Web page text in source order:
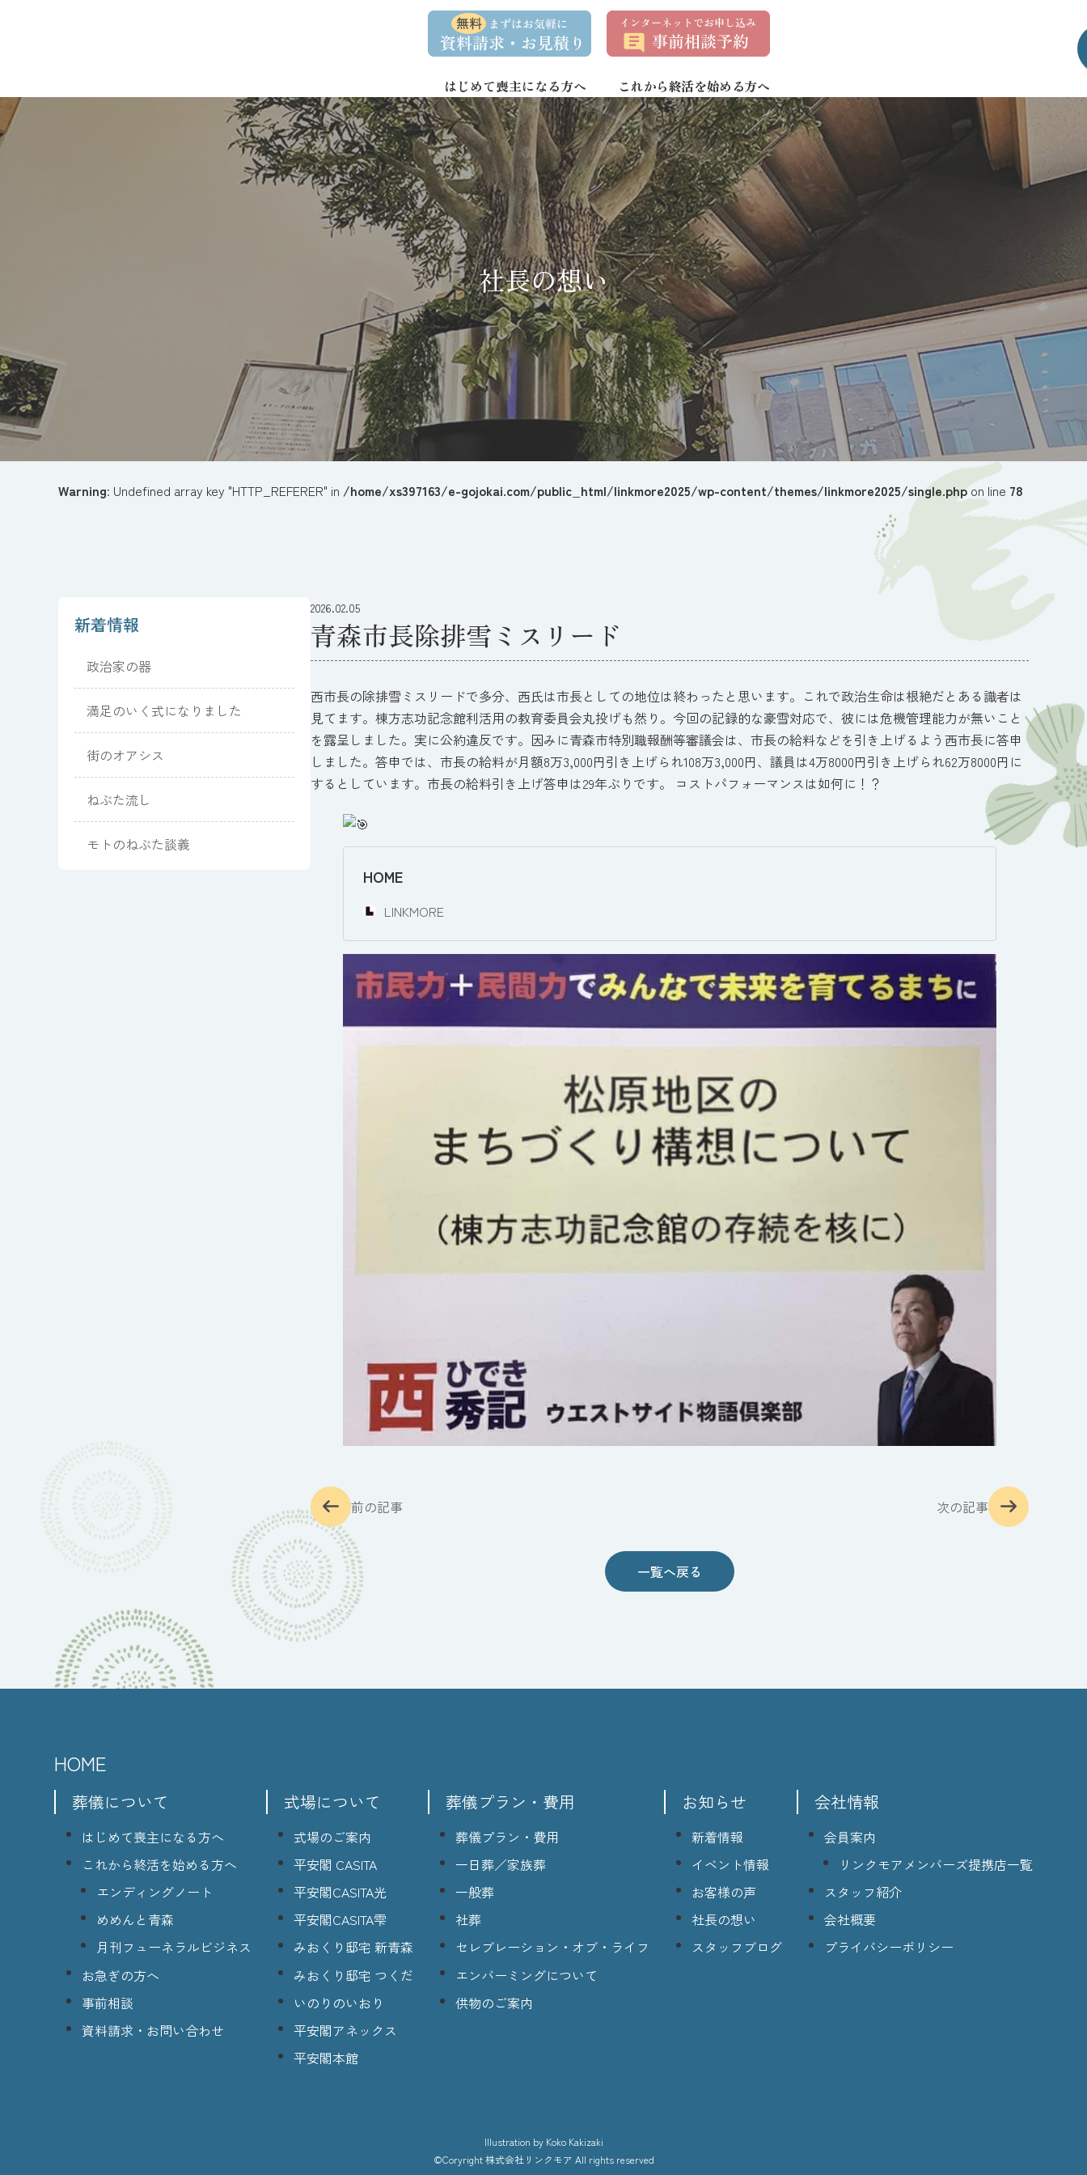
へ
ス
キ
ョ
ン
に
資
求
問
い
合
わ
せ
事
談
-
7
3
5
1
4
0
7
はじめて喪主になる方へ これから終活を始める方へ
社長の想い
Warning: Undefined array key "HTTP_REFERER" in /home/xs397163/e-gojokai.com/public_html/linkmore2025/wp-content/themes/linkmore2025/single.phpon line 78
新着情報
政治家の器
満足のいく式になりました
街のオアシス
ねぶた流し
モトのねぶた談義
2026.02.05
青森市長除排雪ミスリード
西市長の除排雪ミスリードで多分、西氏は市長としての地位は終わったと思います。これで政治生命は根絶だとある識者は
見てます。棟方志功記念館利活用の教育委員会丸投げも然り。今回の記録的な豪雪対応で、彼には危機管理能力が無いこと
を露呈しました。実に公約違反です。因みに青森市特別職報酬等審議会は、市長の給料などを引き上げるよう西市長に答申
しました。答申では、市長の給料が月額8万3,000円引き上げられ108万3,000円、議員は4万8000円引き上げられ62万8000円に
するとしています。市長の給料引き上げ答申は29年ぶりです。 コストパフォーマンスは如何に！？
HOME
LINKMORE
前の記事
一覧へ戻る
次の記事
HOME
葬儀について
はじめて喪主になる方へ
これから終活を始める方へ
エンディングノート
めめんと青森
月刊フューネラルビジネス
お急ぎの方へ
事前相談
資料請求・お問い合わせ
式場について
式場のご案内
平安閣 CASITA
平安閣CASITA光
平安閣CASITA雫
みおくり邸宅 新青森
みおくり邸宅 つくだ
いのりのいおり
平安閣アネックス
平安閣本館
葬儀プラン・費用
葬儀プラン・費用
一日葬／家族葬
一般葬
社葬
セレブレーション・オブ・ライフ
エンバーミングについて
供物のご案内
お知らせ
新着情報
イベント情報
お客様の声
社長の想い
スタッフブログ
会社情報
会員案内
リンクモアメンバーズ提携店一覧
スタッフ紹介
会社概要
プライバシーポリシー
lllustration by Koko Kakizaki
©Coryright 株式会社リンクモア All rights reserved